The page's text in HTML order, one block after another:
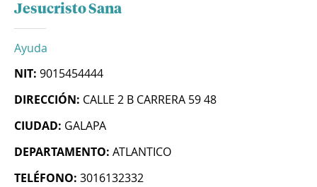
Jesucristo Sana
Ayuda
NIT: 9015454444
DIRECCIÓN: CALLE 2 B CARRERA 59 48
CIUDAD: GALAPA
DEPARTAMENTO: ATLANTICO
TELÉFONO: 3016132332